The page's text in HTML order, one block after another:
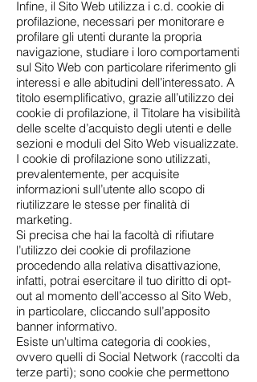
Infine, il Sito Web utilizza i c.d. cookie di
profilazione, necessari per monitorare e
profilare gli utenti durante la propria
navigazione, studiare i loro comportamenti
sul Sito Web con particolare riferimento gli
interessi e alle abitudini dell’interessato. A
titolo esemplificativo, grazie all’utilizzo dei
cookie di profilazione, il Titolare ha visibilità
delle scelte d’acquisto degli utenti e delle
sezioni e moduli del Sito Web visualizzate.
I cookie di profilazione sono utilizzati,
prevalentemente, per acquisite
informazioni sull’utente allo scopo di
riutilizzare le stesse per finalità di
marketing.
Si precisa che hai la facoltà di rifiutare
l’utilizzo dei cookie di profilazione
procedendo alla relativa disattivazione,
infatti, potrai esercitare il tuo diritto di opt-
out al momento dell’accesso al Sito Web,
in particolare, cliccando sull’apposito
banner informativo.
Esiste un'ultima categoria di cookies,
ovvero quelli di Social Network (raccolti da
terze parti); sono cookie che permettono